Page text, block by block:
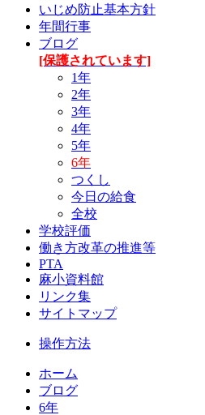
いじめ防止基本方針
年間行事
ブログ
[保護されています]
1年
2年
3年
4年
5年
6年
つくし
今日の給食
全校
学校評価
働き方改革の推進等
PTA
麻小資料館
リンク集
サイトマップ
操作方法
ホーム
ブログ
6年